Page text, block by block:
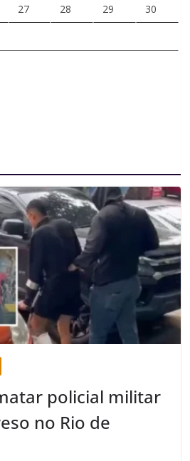
27 28 29 30
policial militar
no Rio de